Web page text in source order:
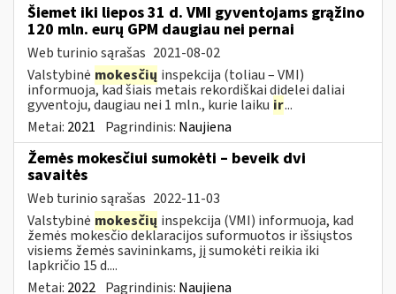
Šiemet iki liepos 31 d. VMI gyventojams grąžino
120 mln. eurų GPM daugiau nei pernai
Web turinio sąrašas 2021-08-02
Valstybinė mokesčių inspekcija (toliau – VMI)
informuoja, kad šiais metais rekordiškai didelei daliai
gyventoju, daugiau nei 1 mln., kurie laiku ir...
Metai: 2021 Pagrindinis: Naujiena
Žemės mokesčiui sumokėti – beveik dvi
savaitės
Web turinio sąrašas 2022-11-03
Valstybinė mokesčių inspekcija (VMI) informuoja, kad
žemės mokesčio deklaracijos suformuotos ir išsiųstos
visiems žemės savininkams, jį sumokėti reikia iki
lapkričio 15 d....
Metai: 2022 Pagrindinis: Naujiena